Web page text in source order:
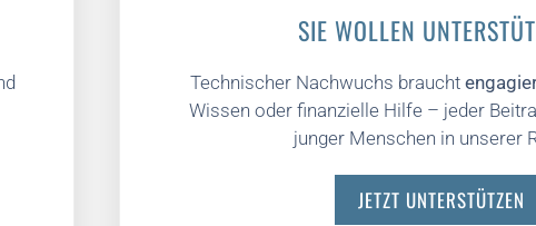
SIE WOLLEN
Technischer Nachwuchs braucht
Wissen oder finanzielle Hilfe – jeder
junger Menschen in unserer
JETZT UNTERSTÜTZEN